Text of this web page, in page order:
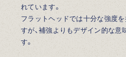
れています。
フラットヘッドでは十分な強度
すが、補強よりもデザイン的な意
す。